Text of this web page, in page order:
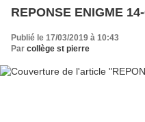
REPONSE ENIGME
Publié le 17/03/2019 à 10:43
Par collège st pierre